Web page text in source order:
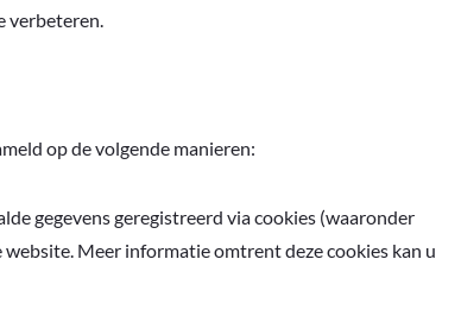
verbeteren.
op de volgende manieren:
gegevens geregistreerd via cookies (waaronder
Meer informatie omtrent deze cookies kan u